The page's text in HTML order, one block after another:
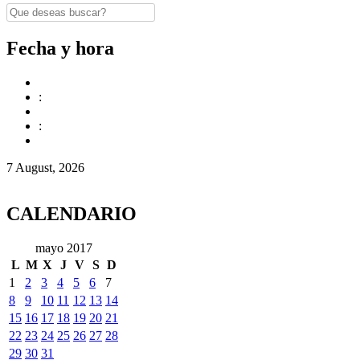
Fecha y hora
:
:
7 August, 2026
CALENDARIO
mayo 2017
L M X J V S D
1
2 3 4 5 6
7
8
9 10 11 12 13 14
15 16 17 18 19 20 21
22 23 24 25 26 27 28
29 30 31